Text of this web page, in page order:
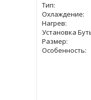
Тип:
Охлаждение:
Нагрев:
Установка
Размер:
Особенность: